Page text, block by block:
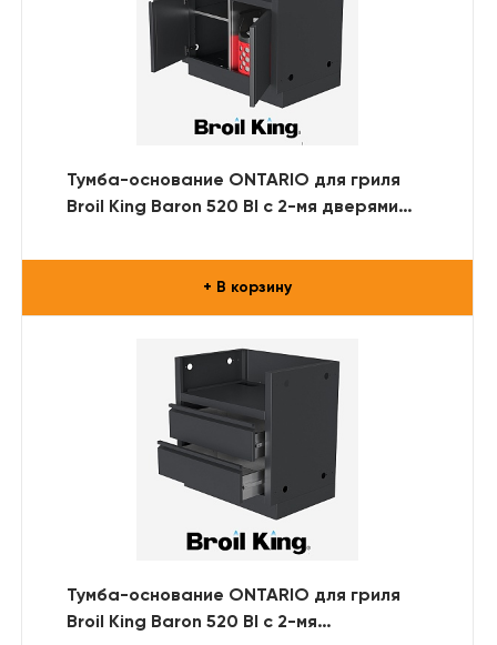
Тумба-основание ONTARIO для гриля
Broil King Baron 520 BI с 2-мя дверями
+ В корзину
Тумба-основание ONTARIO для гриля
Broil King Baron 520 BI с 2-мя